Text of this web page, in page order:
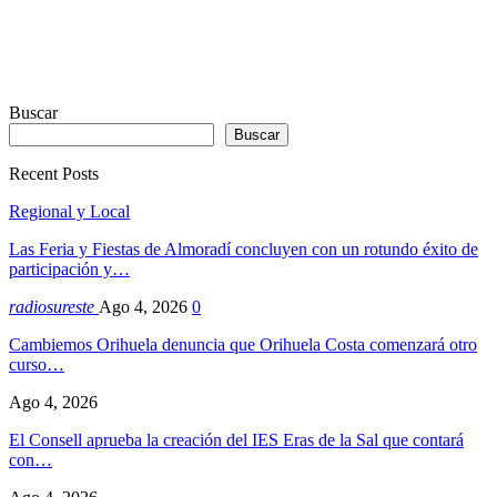
Buscar
Buscar
Recent Posts
Regional y Local
Las Feria y Fiestas de Almoradí concluyen con un rotundo éxito de
participación y…
radiosureste Ago 4, 2026 0
Cambiemos Orihuela denuncia que Orihuela Costa comenzará otro
curso…
Ago 4, 2026
El Consell aprueba la creación del IES Eras de la Sal que contará
con…